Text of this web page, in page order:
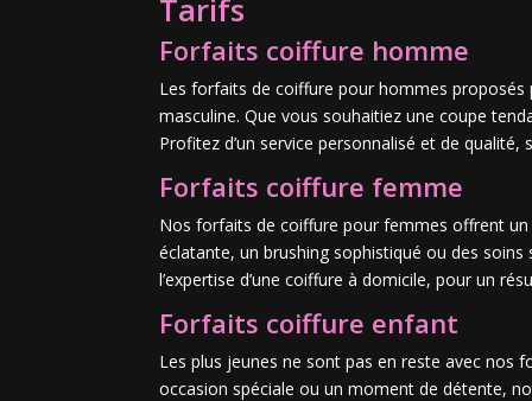
Tarifs
Forfaits coiffure homme
Les forfaits de coiffure pour hommes
masculine. Que vous souhaitiez une coupe
Profitez d’un service personnalisé et de qualité,
Forfaits coiffure femme
Nos forfaits de coiffure pour femmes offrent
éclatante, un brushing sophistiqué ou des
l’expertise d’une coiffure à domicile, pour un
Forfaits coiffure enfant
Les plus jeunes ne sont pas en reste avec nos
occasion spéciale ou un moment de détente,